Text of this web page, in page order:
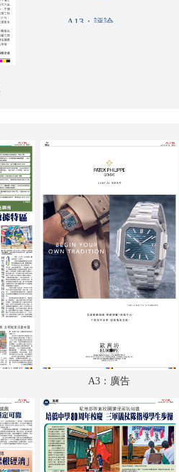
A13：評論
A18：經濟
A19：廣告
A20：教育
A21：特刊
A22：體育
B1：體育
B3：經濟
B4：大公園
A3：廣告